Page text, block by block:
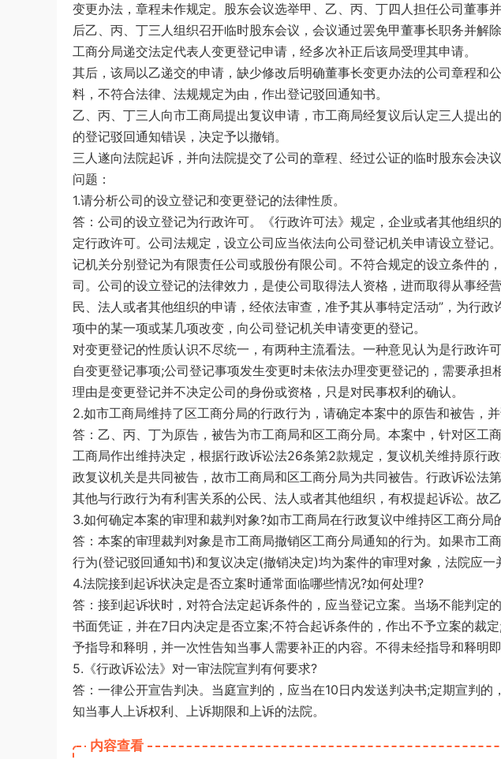
变更办法，章程未作规定。股东会议选举甲、乙、丙、丁四人担任公司董事
后乙、丙、丁三人组织召开临时股东会议，会议通过罢免甲董事长职务并解
工商分局递交法定代表人变更登记申请，经多次补正后该局受理其申请。
其后，该局以乙递交的申请，缺少修改后明确董事长变更办法的公司章程和
料，不符合法律、法规规定为由，作出登记驳回通知书。
乙、丙、丁三人向市工商局提出复议申请，市工商局经复议后认定三人提出
的登记驳回通知错误，决定予以撤销。
三人遂向法院起诉，并向法院提交了公司的章程、经过公证的临时股东会决议
问题：
1.请分析公司的设立登记和变更登记的法律性质。
答：公司的设立登记为行政许可。《行政许可法》规定，企业或者其他组织
定行政许可。公司法规定，设立公司应当依法向公司登记机关申请设立登记
记机关分别登记为有限责任公司或股份有限公司。不符合规定的设立条件的
司。公司的设立登记的法律效力，是使公司取得法人资格，进而取得从事经
民、法人或者其他组织的申请，经依法审查，准予其从事特定活动”，为行
项中的某一项或某几项改变，向公司登记机关申请变更的登记。
对变更登记的性质认识不尽统一，有两种主流看法。一种意见认为是行政许
自变更登记事项;公司登记事项发生变更时未依法办理变更登记的，需要承担
理由是变更登记并不决定公司的身份或资格，只是对民事权利的确认。
2.如市工商局维持了区工商分局的行政行为，请确定本案中的原告和被告，并
答：乙、丙、丁为原告，被告为市工商局和区工商分局。本案中，针对区工
工商局作出维持决定，根据行政诉讼法26条第2款规定，复议机关维持原行
政复议机关是共同被告，故市工商局和区工商分局为共同被告。行政诉讼法
其他与行政行为有利害关系的公民、法人或者其他组织，有权提起诉讼。故乙
3.如何确定本案的审理和裁判对象?如市工商局在行政复议中维持区工商分局
答：本案的审理裁判对象是市工商局撤销区工商分局通知的行为。如果市工
行为(登记驳回通知书)和复议决定(撤销决定)均为案件的审理对象，法院应一
4.法院接到起诉状决定是否立案时通常面临哪些情况?如何处理?
答：接到起诉状时，对符合法定起诉条件的，应当登记立案。当场不能判定
书面凭证，并在7日内决定是否立案;不符合起诉条件的，作出不予立案的裁
予指导和释明，并一次性告知当事人需要补正的内容。不得未经指导和释明
5.《行政诉讼法》对一审法院宣判有何要求?
答：一律公开宣告判决。当庭宣判的，应当在10日内发送判决书;定期宣判
知当事人上诉权利、上诉期限和上诉的法院。
内容查看